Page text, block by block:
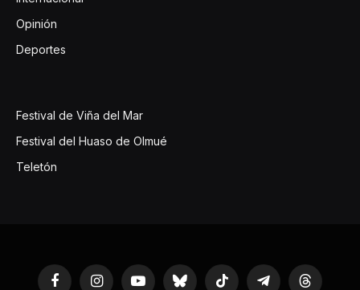
Opinión
Deportes
Festival de Viña del Mar
Festival del Huaso de Olmué
Teletón
FacebookInstagramYouTubeBluesky TikTok TelegramThreads